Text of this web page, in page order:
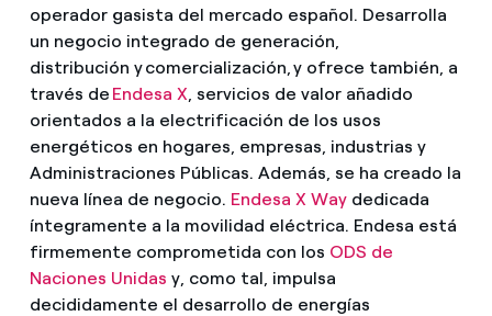
operador gasista del mercado español. Desarrolla
un negocio integrado de generación,
distribución y comercialización, y ofrece también, a
través de Endesa X , servicios de valor añadido
orientados a la electrificación de los usos
energéticos en hogares, empresas, industrias y
Administraciones Públicas. Además, se ha creado la
nueva línea de negocio. Endesa X Waydedicada
íntegramente a la movilidad eléctrica. Endesa está
firmemente comprometida con los ODS de
Naciones Unidas y, como tal, impulsa
decididamente el desarrollo de energías